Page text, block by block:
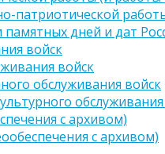
патриотической
дней и дат
войск
войск
обслуживания войск
с архивом)
с архивом)